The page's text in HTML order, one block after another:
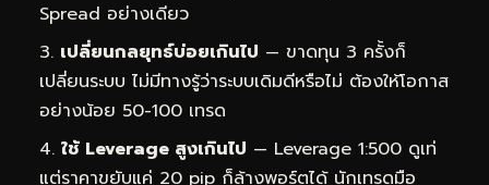
Spread อย่างเดียว
เปลี่ยนกลยุทธ์บ่อยเกินไป — ขาดทุน 3 ครั้งก็
เปลี่ยนระบบ ไม่มีทางรู้ว่าระบบเดิมดีหรือไม่ ต้องให้โอกาส
อย่างน้อย 50-100 เทรด
ใช้ Leverage สูงเกินไป — Leverage 1:500 ดูเท่
แต่ราคาขยับแค่ 20 pip ก็ล้างพอร์ตได้ นักเทรดมือ